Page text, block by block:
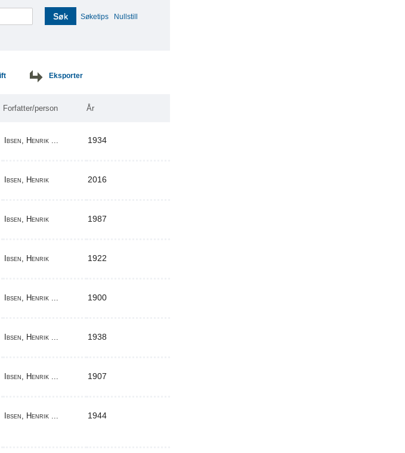
Søk Søketips Nullstill
Eksporter
Forfatter/person År
Ibsen, Henrik ... 1934
Ibsen, Henrik 2016
Ibsen, Henrik 1987
Ibsen, Henrik 1922
Ibsen, Henrik ... 1900
Ibsen, Henrik ... 1938
Ibsen, Henrik ... 1907
Ibsen, Henrik ... 1944